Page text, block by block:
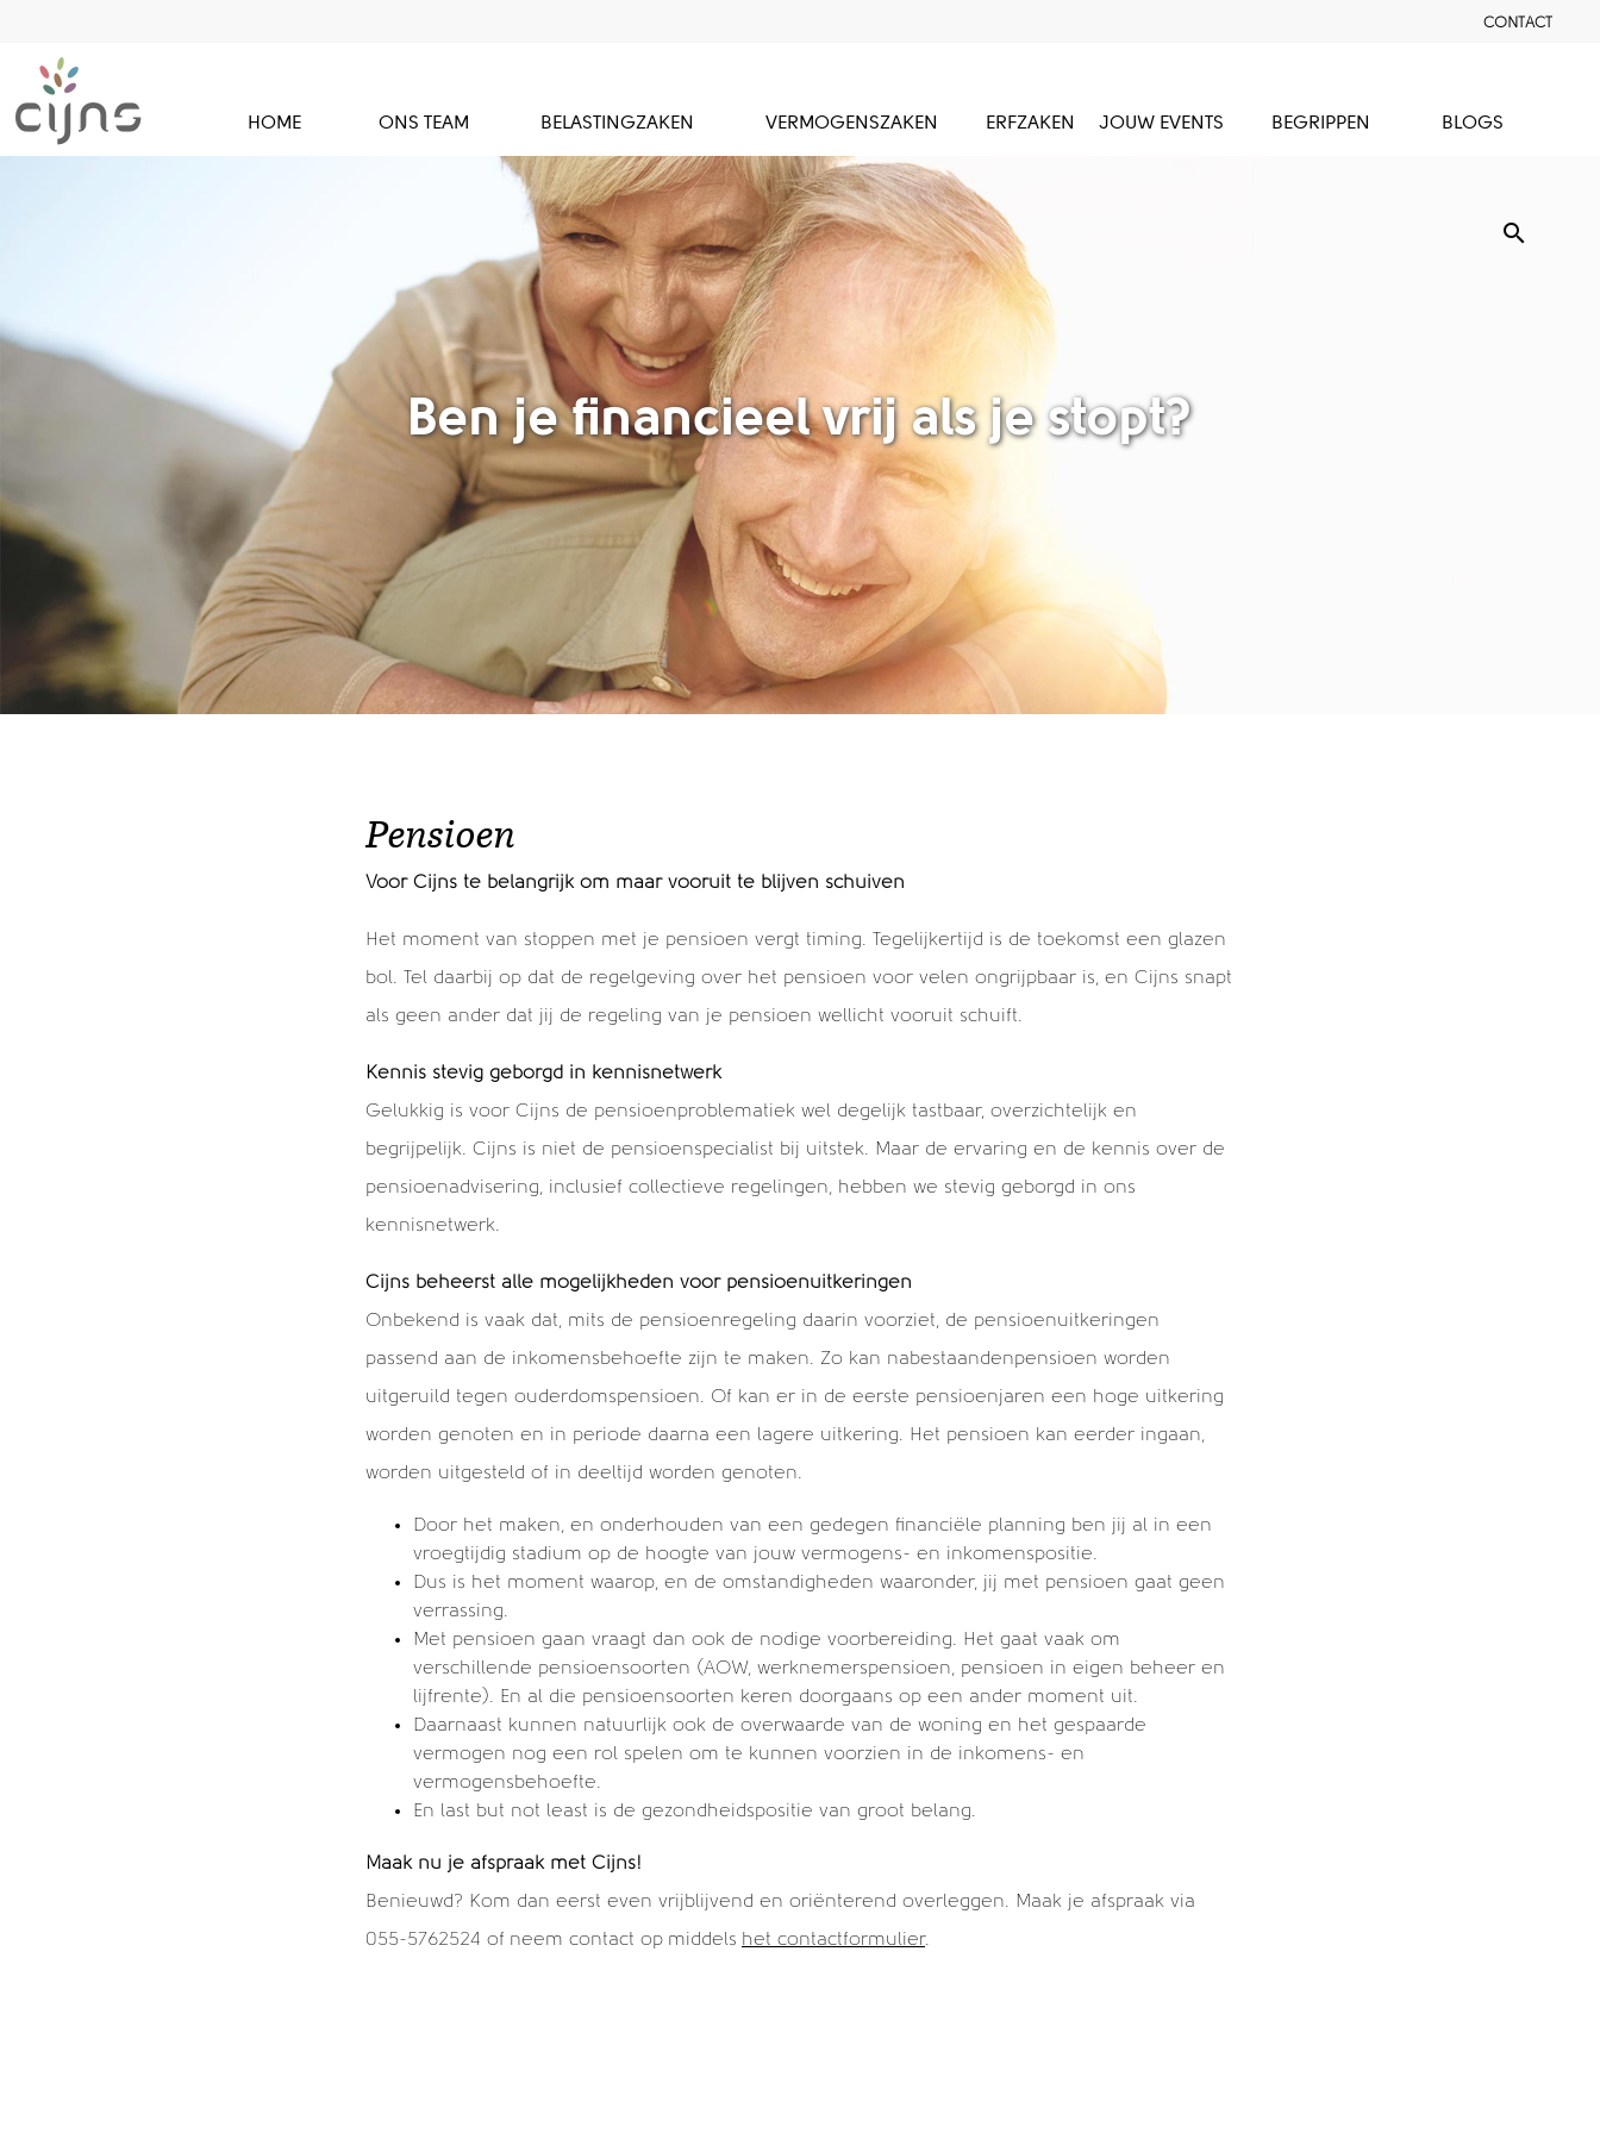
CONTACT
HOME ONS TEAM BELASTINGZAKEN VERMOGENSZAKEN ERFZAKEN JOUW EVENTS BEGRIPPEN BLOGS
search
Ben je financieel vrij als je stopt?
Pensioen
Voor Cijns te belangrijk om maar vooruit te blijven schuiven
Het moment van stoppen met je pensioen vergt timing. Tegelijkertijd is de toekomst een glazen
bol. Tel daarbij op dat de regelgeving over het pensioen voor velen ongrijpbaar is, en Cijns snapt
als geen ander dat jij de regeling van je pensioen wellicht vooruit schuift.
Kennis stevig geborgd in kennisnetwerk
Gelukkig is voor Cijns de pensioenproblematiek wel degelijk tastbaar, overzichtelijk en
begrijpelijk. Cijns is niet de pensioenspecialist bij uitstek. Maar de ervaring en de kennis over de
pensioenadvisering, inclusief collectieve regelingen, hebben we stevig geborgd in ons
kennisnetwerk.
Cijns beheerst alle mogelijkheden voor pensioenuitkeringen
Onbekend is vaak dat, mits de pensioenregeling daarin voorziet, de pensioenuitkeringen
passend aan de inkomensbehoefte zijn te maken. Zo kan nabestaandenpensioen worden
uitgeruild tegen ouderdomspensioen. Of kan er in de eerste pensioenjaren een hoge uitkering
worden genoten en in periode daarna een lagere uitkering. Het pensioen kan eerder ingaan,
worden uitgesteld of in deeltijd worden genoten.
Door het maken, en onderhouden van een gedegen financiële planning ben jij al in een
vroegtijdig stadium op de hoogte van jouw vermogens- en inkomenspositie.
Dus is het moment waarop, en de omstandigheden waaronder, jij met pensioen gaat geen
verrassing.
Met pensioen gaan vraagt dan ook de nodige voorbereiding. Het gaat vaak om
verschillende pensioensoorten (AOW, werknemerspensioen, pensioen in eigen beheer en
lijfrente). En al die pensioensoorten keren doorgaans op een ander moment uit.
Daarnaast kunnen natuurlijk ook de overwaarde van de woning en het gespaarde
vermogen nog een rol spelen om te kunnen voorzien in de inkomens- en
vermogensbehoefte.
En last but not least is de gezondheidspositie van groot belang.
Maak nu je afspraak met Cijns!
Benieuwd? Kom dan eerst even vrijblijvend en oriënterend overleggen. Maak je afspraak via
055-5762524 of neem contact op middels het contactformulier.